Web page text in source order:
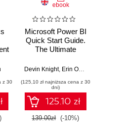
-z 30
ebook
Microsoft Power BI
Quick Start Guide.
The Ultimate
to Power BI, Data
Tools, and
Microsoft Fabric -
Fourth Edition
Devin Knight, Erin Ostrowsky
(125,10 zł najniższa cena z 30
dni)
125.10 zł
139.00zł (-10%)